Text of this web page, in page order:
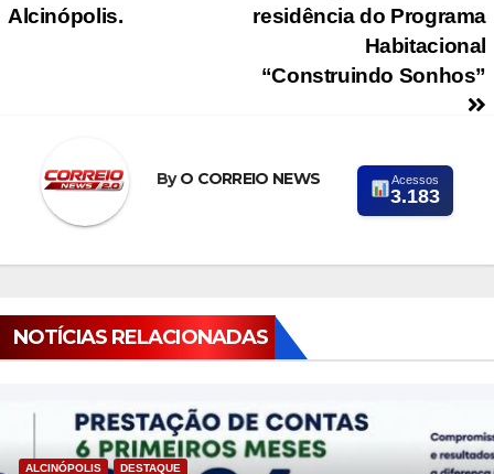
residência do Programa
Habitacional
“Construindo Sonhos”
Alcinópolis.
ByO CORREIO NEWS Acessos
3.183
NOTÍCIAS RELACIONADAS
ALCINÓPOLIS DESTAQUE